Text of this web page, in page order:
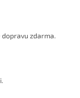
zdarma.